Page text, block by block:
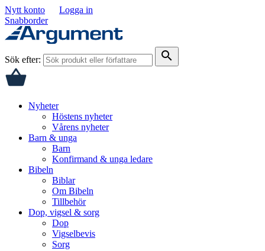
Nytt konto
Logga in
Snabborder
Sök efter: search
Nyheter
Höstens nyheter
Vårens nyheter
Barn & unga
Barn
Konfirmand & unga ledare
Bibeln
Biblar
Om Bibeln
Tillbehör
Dop, vigsel & sorg
Dop
Vigselbevis
Sorg